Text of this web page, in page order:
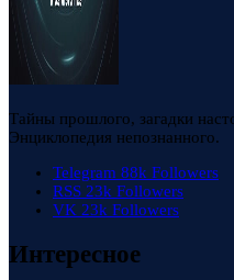
Тайны прошлого, загадки
Энциклопедия непознанного.
Telegram 88k Followers
RSS 23k Followers
VK 23k Followers
Интересное